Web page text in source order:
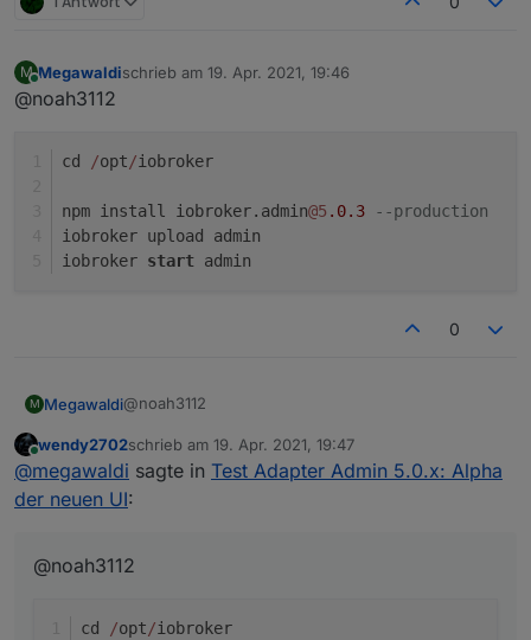
M
Online
Megawaldischrieb am 19. Apr. 2021, 19:46
zuletzt editiert von
@noah3112
cd /opt/iobroker
npm install iobroker.admin@5 .0.3
--production
iobroker upload admin
iobroker start admin
0
M Megawaldi@noah3112
cd /opt/iobroker
npm install iobroker.admin@5.0.3 --
wendy2702schrieb am 19. Apr. 2021, 19:47
zuletzt editiert von
@megawaldi sagte in Test Adapter Admin 5.0.x: Alpha
der neuen UI:
@noah3112
cd /opt/iobroker